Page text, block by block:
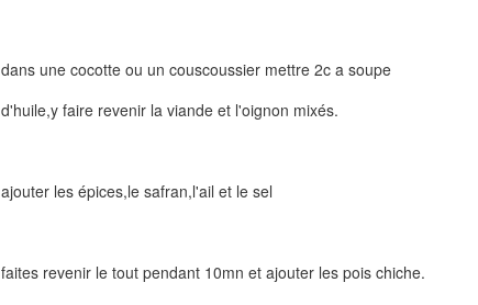
dans une cocotte ou un couscoussier mettre 2c a soupe
d'huile,y faire revenir la viande et l'oignon mixés.
ajouter les épices,le safran,l'ail et le sel
faites revenir le tout pendant 10mn et ajouter les pois chiche.